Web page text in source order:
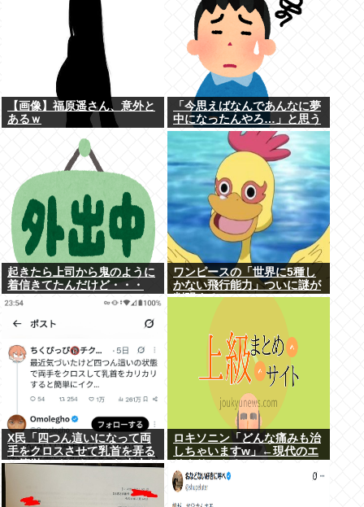
【画像】福原遥さん、意外と
あるｗ
「今思えばなんであんなに夢
中になったんやろ…」と思う
コンテンツ
起きたら上司から鬼のように
着信きてたんだけど・・・
ワンピースの「世界に5種し
かない飛行能力」ついに謎が
判明するwww
X民「四つん這いになって両
手をクロスさせて乳首を弄る
と簡単にイケる」 これ出来な
ロキソニン「どんな痛みも治
しちゃいますw」←現代のエ